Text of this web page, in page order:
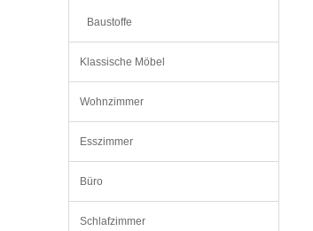
Baustoffe
Klassische Möbel
Wohnzimmer
Esszimmer
Büro
Schlafzimmer